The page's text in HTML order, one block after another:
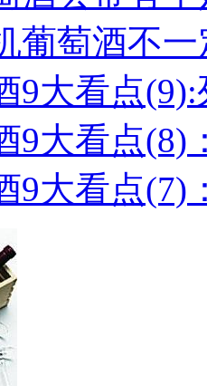
葡萄酒不
9大看点(9):
9大看点(8)
9大看点(7)